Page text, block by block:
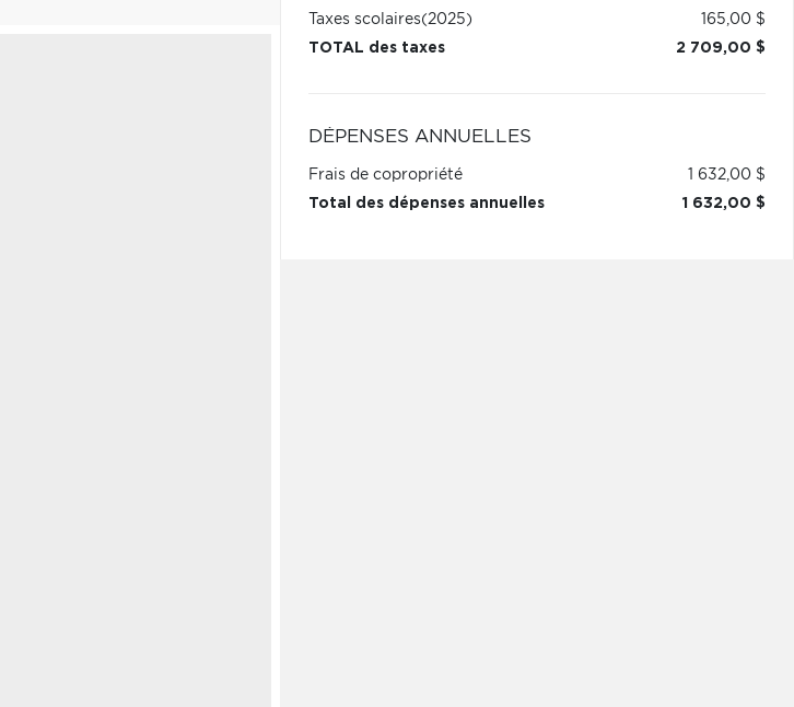
Taxes scolaires(2025)
165,00 $
TOTAL des taxes
2 709,00 $
DÉPENSES ANNUELLES
Frais de copropriété
1 632,00 $
Total des dépenses annuelles
1 632,00 $